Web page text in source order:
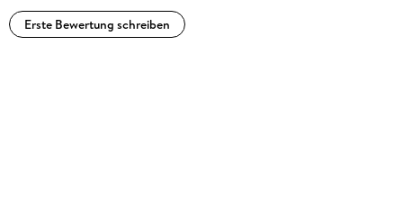
Erste Bewertung schreiben